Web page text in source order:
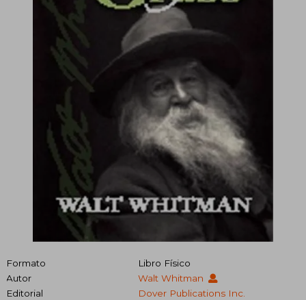
Formato
Libro Físico
Autor
Walt Whitman
Editorial
Dover Publications Inc.